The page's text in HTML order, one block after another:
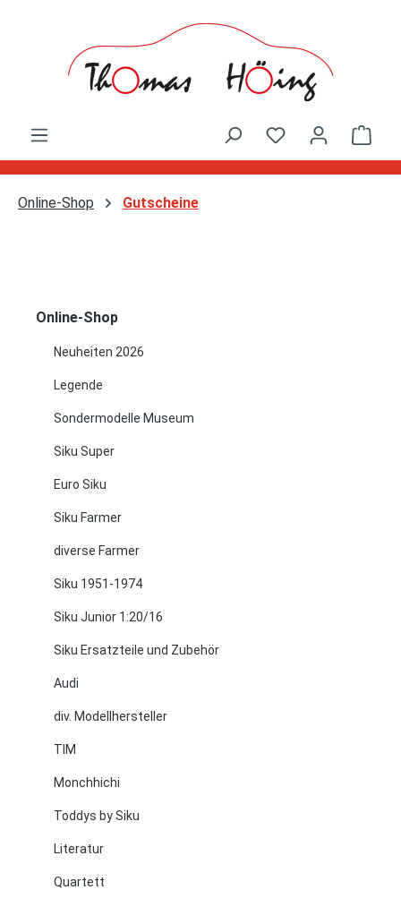
Online-Shop Gutscheine
Online-Shop
Neuheiten 2026
Legende
Sondermodelle Museum
Siku Super
Euro Siku
Siku Farmer
diverse Farmer
Siku 1951-1974
Siku Junior 1:20/16
Siku Ersatzteile und Zubehör
Audi
div. Modellhersteller
TIM
Monchhichi
Toddys by Siku
Literatur
Quartett